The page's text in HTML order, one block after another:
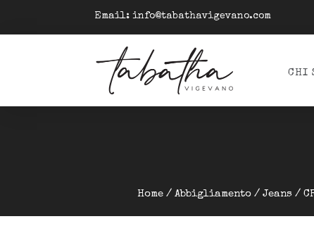
Email:info@tabathavigevano.com
CHI
Home / Abbigliamento / Jeans /